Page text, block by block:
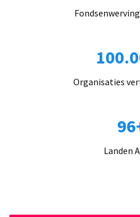
Organisaties
Landen